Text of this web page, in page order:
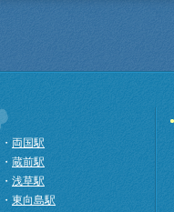
・ 両国駅
・ 蔵前駅
・ 浅草駅
・ 東向島駅